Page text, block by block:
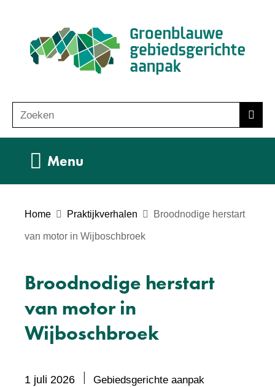
naar
de
inhoud
o
e
Zoeken
Menu
Home Praktijkverhalen Broodnodige herstart
van motor in Wijboschbroek
Broodnodige herstart
van motor in
Wijboschbroek
1 juli 2026 Gebiedsgerichte aanpak